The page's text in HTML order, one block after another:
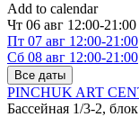
Add to calendar
Чт 06 авг 12:00-21:00
Пт 07 авг 12:00-21:00
Сб 08 авг 12:00-21:00
Все даты
PINCHUK ART
Бассейная 1/3-2,